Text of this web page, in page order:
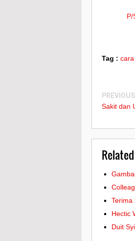
P/
Tag :
PREVIOUS
Sakit dan
Terima
Hectic
Duit